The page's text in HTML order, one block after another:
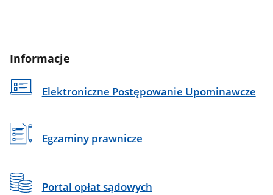
Informacje
Elektroniczne Postępowanie Upominawcze
Egzaminy prawnicze
Portal opłat sądowych